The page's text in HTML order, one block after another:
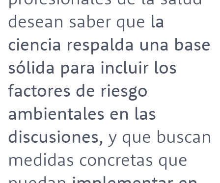
desean saber que la
ciencia respalda una base
sólida para incluir los
factores de riesgo
ambientales en las
discusiones, y que buscan
medidas concretas que